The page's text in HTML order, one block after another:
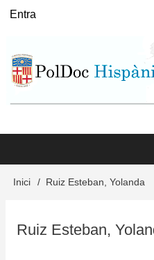
Vés
User
Entra
Main
Inici Ruiz Esteban, Yolanda
Ruiz Esteban,